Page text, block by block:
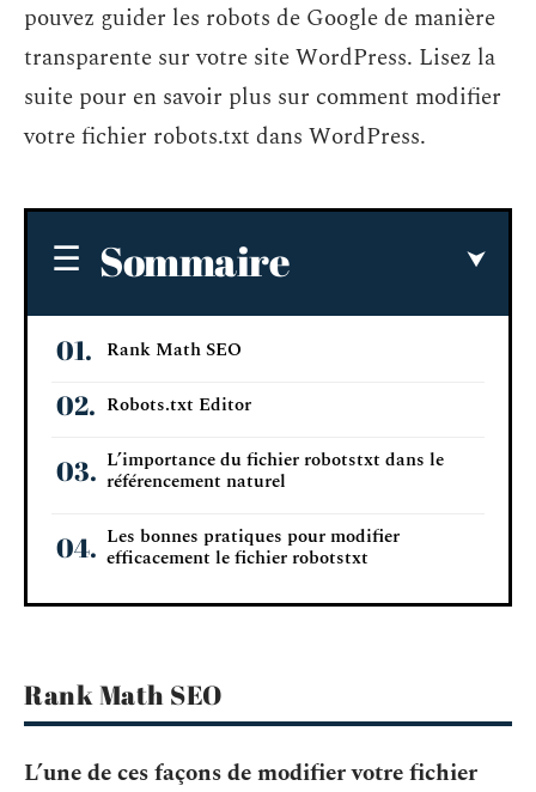
pouvez guider les robots de Google de manière
transparente sur votre site WordPress. Lisez la
suite pour en savoir plus sur comment modifier
votre fichier robots.txt dans WordPress.
Sommaire
Rank Math SEO
Robots.txt Editor
L’importance du fichier robotstxt dans le
référencement naturel
Les bonnes pratiques pour modifier
efficacement le fichier robotstxt
Rank Math SEO
L’une de ces façons de modifier votre fichier